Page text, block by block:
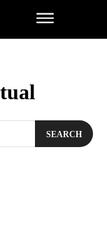
SEARCH